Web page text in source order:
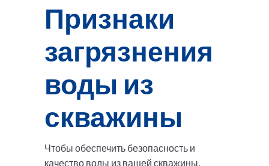
Признаки
загрязнения
воды из
скважины
Чтобы обеспечить безопасность и
качество воды из вашей скважины,